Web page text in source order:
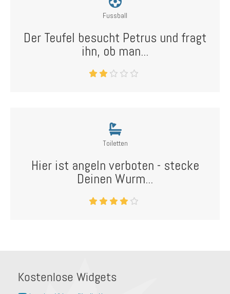
Fussball
Der Teufel besucht Petrus und fragt
ihn, ob man...
Toiletten
Hier ist angeln verboten - stecke
Deinen Wurm...
Kostenlose Widgets